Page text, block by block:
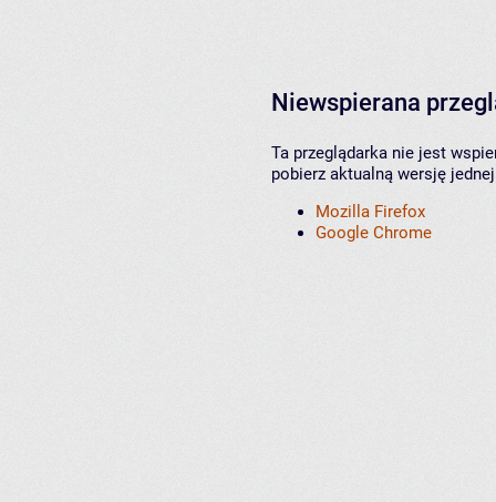
Niewspierana
Ta przeglądarka nie jest
pobierz aktualną wersję
Mozilla Firefox
Google Chrome